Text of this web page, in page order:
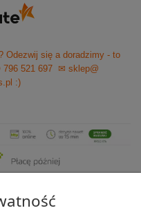
Odezwij się a doradzimy - to
521 697
✉ sklep@
:)